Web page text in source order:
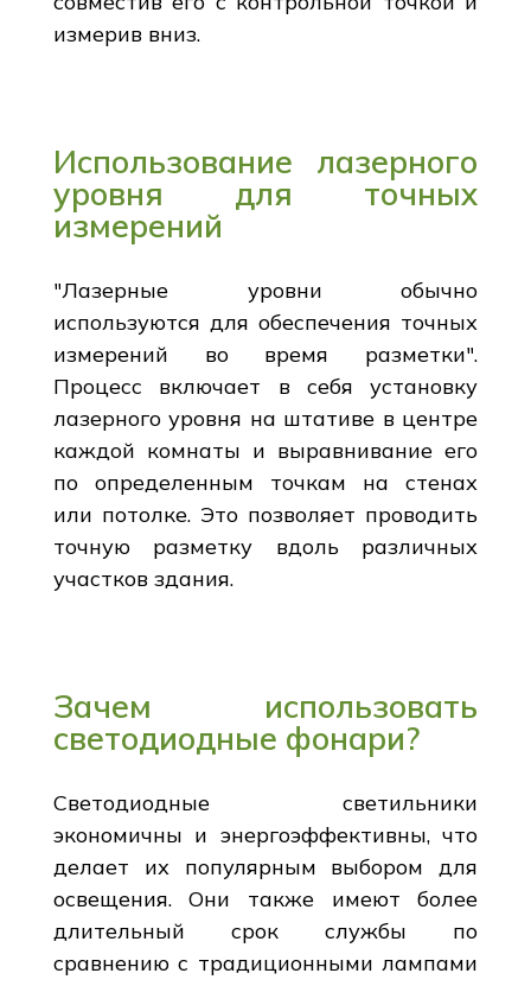
измерив вниз.
Использование лазерного
уровня для точных
измерений
"Лазерные уровни обычно
используются для обеспечения точных
измерений во время разметки".
Процесс включает в себя установку
лазерного уровня на штативе в центре
каждой комнаты и выравнивание его
по определенным точкам на стенах
или потолке. Это позволяет проводить
точную разметку вдоль различных
участков здания.
Зачем использовать
светодиодные фонари?
Светодиодные светильники
экономичны и энергоэффективны, что
делает их популярным выбором для
освещения. Они также имеют более
длительный срок службы по
сравнению с традиционными лампами